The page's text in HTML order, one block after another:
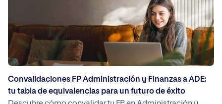
Convalidaciones FP Administración y Finanzas a ADE:
tu tabla de equivalencias para un futuro de éxito